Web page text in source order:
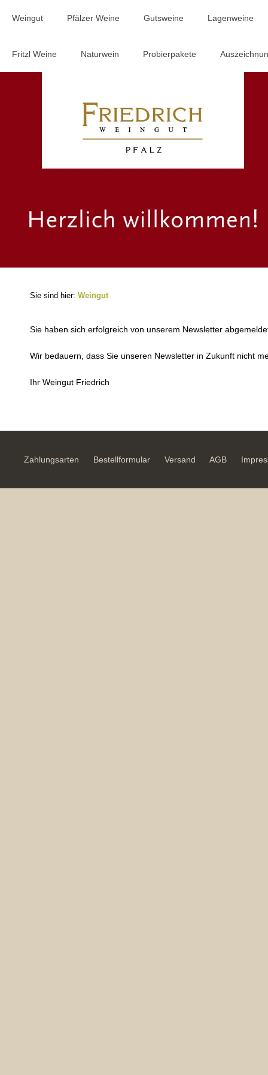
Weingut Pfälzer Weine Gutsweine Lagenweine
Fritzl Weine Naturwein Probierpakete
Sie sind hier: Weingut
Sie haben sich erfolgreich von unserem Newsletter
Wir bedauern, dass Sie unseren Newsletter in Zukunft nicht
Ihr Weingut Friedrich
Zahlungsarten Bestellformular Versand AGB